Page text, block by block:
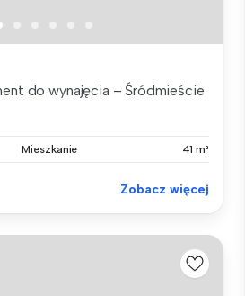
do wynajęcia – Śródmieście
Mieszkanie 41 m²
Zobacz więcej